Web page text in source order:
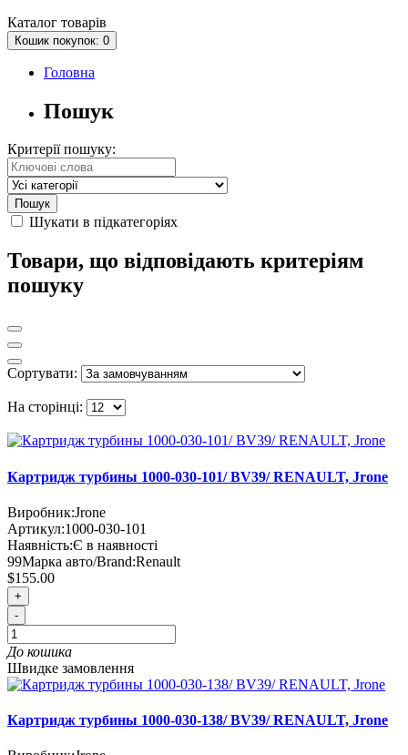
Каталог товарів
Кошик покупок: 0
Головна
Пошук
Критерії пошуку:
Шукати в підкатегоріях
Товари, що відповідають критеріям
пошуку
Сортувати:
На сторінці:
Картридж турбины 1000-030-101/ BV39/ RENAULT, Jrone
Виробник:Jrone
Артикул:1000-030-101
Наявність:Є в наявності
99Марка авто/Brand:Renault
$155.00
+
-
До кошика
Швидке замовлення
Картридж турбины 1000-030-138/ BV39/ RENAULT, Jrone